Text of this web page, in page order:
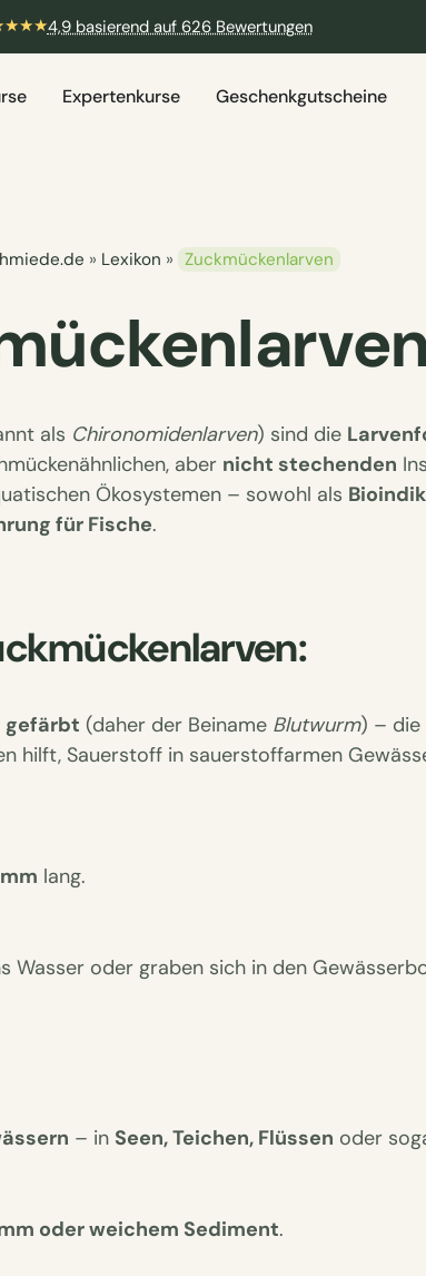
4,9 basierend auf 626 Bewertungen
Expertenkurse Geschenkgutscheine
» Lexikon » Zuckmückenlarven
als Chironomidenlarven) sind die
aber nicht stechenden
Ökosystemen – sowohl als
für Fische.
gefärbt (daher der Beiname Blutwurm) – die
hilft, Sauerstoff in sauerstoffarmen
lang.
Wasser oder graben sich in den
– in Seen, Teichen, Flüssen oder
oder weichem Sediment.